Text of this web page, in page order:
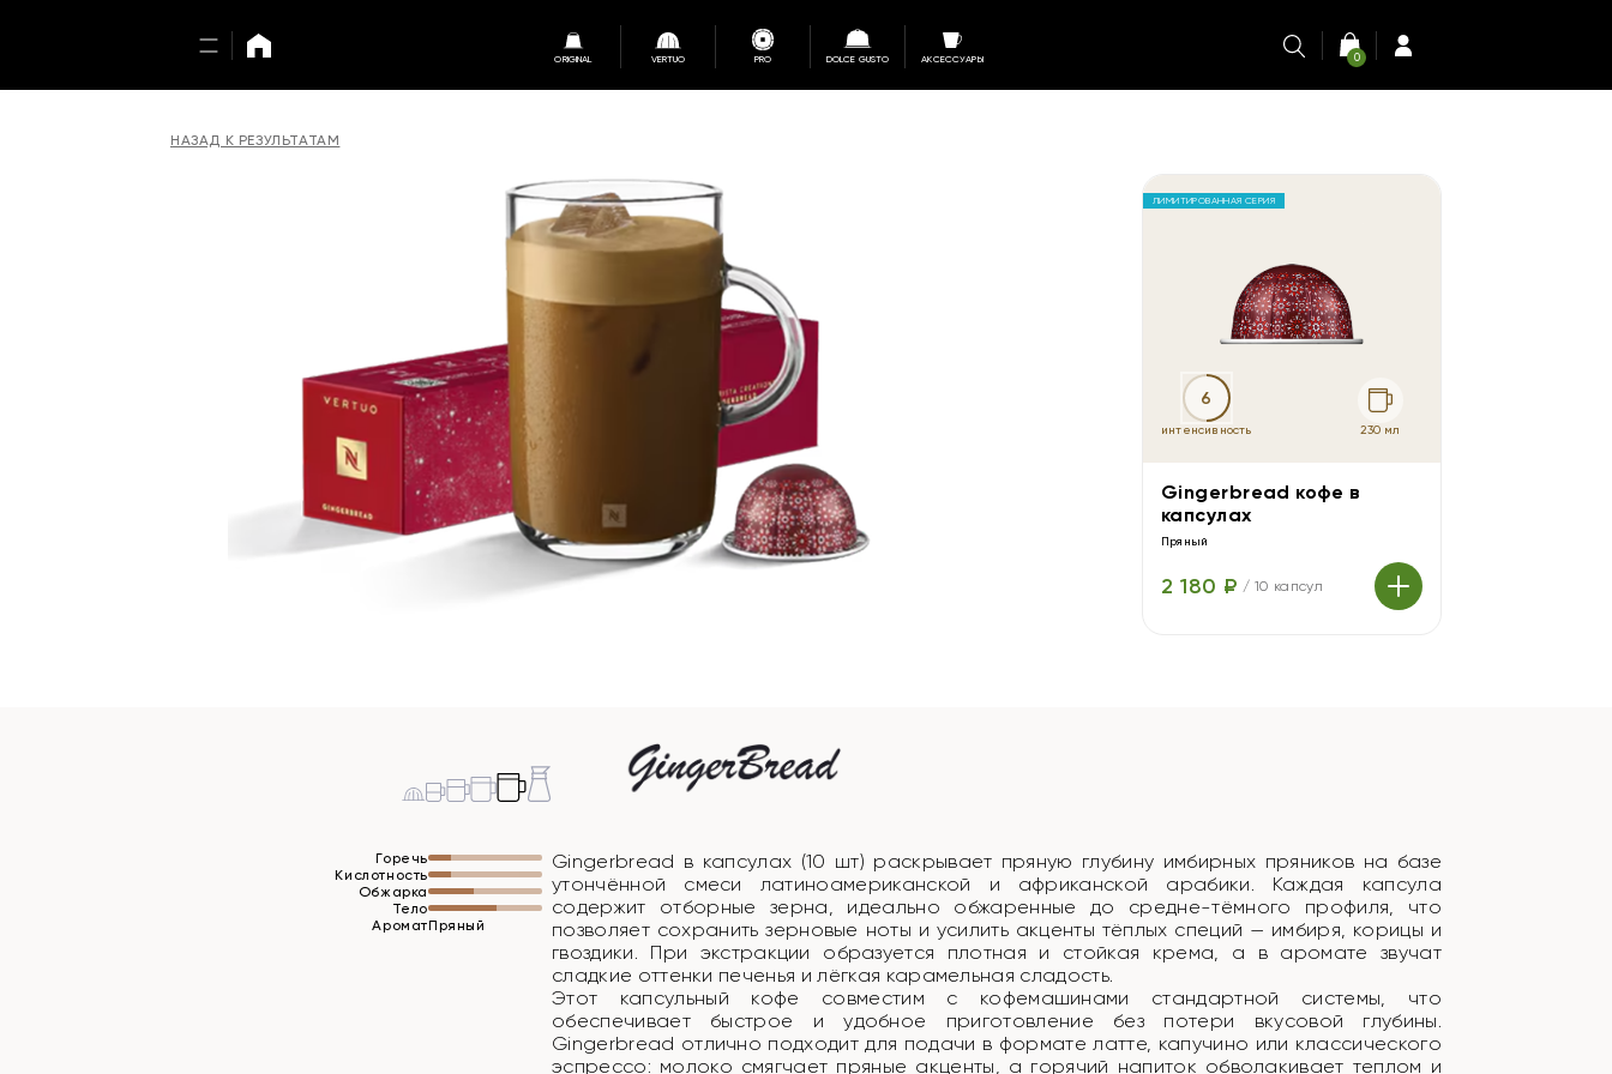
ORIGINAL VERTUO PRO DOLCE GUSTO АКСЕССУАРЫ 0
НАЗАД К РЕЗУЛЬТАТАМ
ЛИМИТИРОВАННАЯ СЕРИЯ
6
интенсивность 230 мл
Gingerbread кофе в
капсулах
Пряный
2 180 ₽ / 10 капсул
Горечь
Кислотность
Обжарка
Тело
АроматПряный
Gingerbread в капсулах (10 шт) раскрывает пряную глубину имбирных пряников на базе
утончённой смеси латиноамериканской и африканской арабики. Каждая капсула
содержит отборные зерна, идеально обжаренные до средне-тёмного профиля, что
позволяет сохранить зерновые ноты и усилить акценты тёплых специй — имбиря, корицы и
гвоздики. При экстракции образуется плотная и стойкая крема, а в аромате звучат
сладкие оттенки печенья и лёгкая карамельная сладость.
Этот капсульный кофе совместим с кофемашинами стандартной системы, что
обеспечивает быстрое и удобное приготовление без потери вкусовой глубины.
Gingerbread отлично подходит для подачи в формате латте, капучино или классического
эспрессо: молоко смягчает пряные акценты, а горячий напиток обволакивает теплом и